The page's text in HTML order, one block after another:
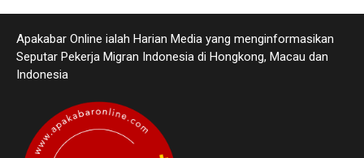
Apakabar Online ialah Harian Media yang menginformasikan
Seputar Pekerja Migran Indonesia di Hongkong, Macau dan
Indonesia